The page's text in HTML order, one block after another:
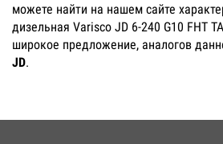
можете найти на нашем сайте
дизельная Varisco JD 6-240 G10 FHT
широкое предложение, аналогов
JD.